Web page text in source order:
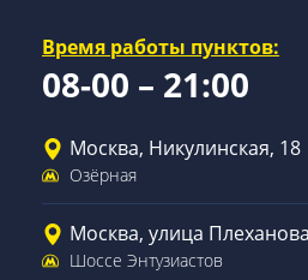
Время работы пунктов:
08-00 – 21:00
Москва, Никулинская, 18
Озёрная
Москва, улица
Шоссе Энтузиастов